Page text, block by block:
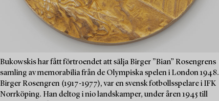
Bukowskis har fått förtroendet att sälja Birger ”Bian” Rosengrens
samling av memorabilia från de Olympiska spelen i London 1948.
Birger Rosengren (1917-1977), var en svensk fotbollsspelare i IFK
Norrköping. Han deltog i nio landskamper, under åren 1945 till